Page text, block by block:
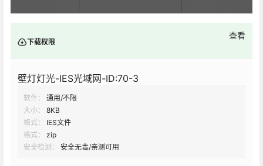
下载权限
查看
壁灯灯光-IES光域网-ID:70-3
软件：
通用/不限
大小：
8KB
格式：
IES文件
格式：
zip
安全检测：
安全无毒/亲测可用